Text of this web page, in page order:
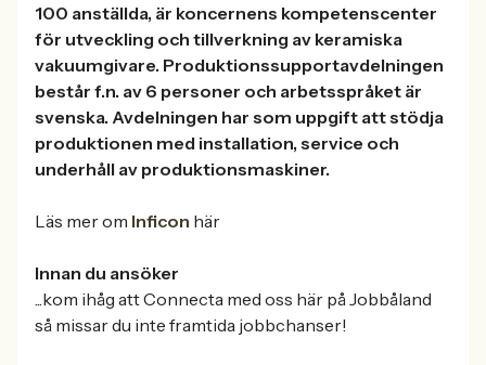
100 anställda, är koncernens kompetenscenter
för utveckling och tillverkning av keramiska
vakuumgivare. Produktionssupportavdelningen
består f.n. av 6 personer och arbetsspråket är
svenska. Avdelningen har som uppgift att stödja
produktionen med installation, service och
underhåll av produktionsmaskiner.
Läs mer om Inficon här
Innan du ansöker
...kom ihåg att Connecta med oss här på Jobbåland
så missar du inte framtida jobbchanser!